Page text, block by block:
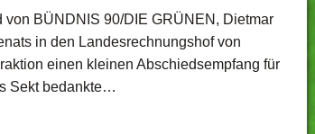
von BÜNDNIS 90/DIE GRÜNEN, Dietmar
in den Landesrechnungshof von
einen kleinen Abschiedsempfang für
Sekt bedankte…